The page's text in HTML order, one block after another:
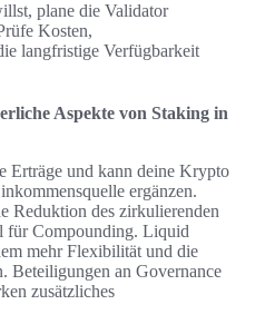
plane die Validator
Kosten,
langfristige Verfügbarkeit
Aspekte von Staking in
Erträge und kann deine Krypto
ergänzen.
Reduktion des zirkulierenden
für Compounding. Liquid
mehr Flexibilität und die
Beteiligungen an Governance
zusätzliches